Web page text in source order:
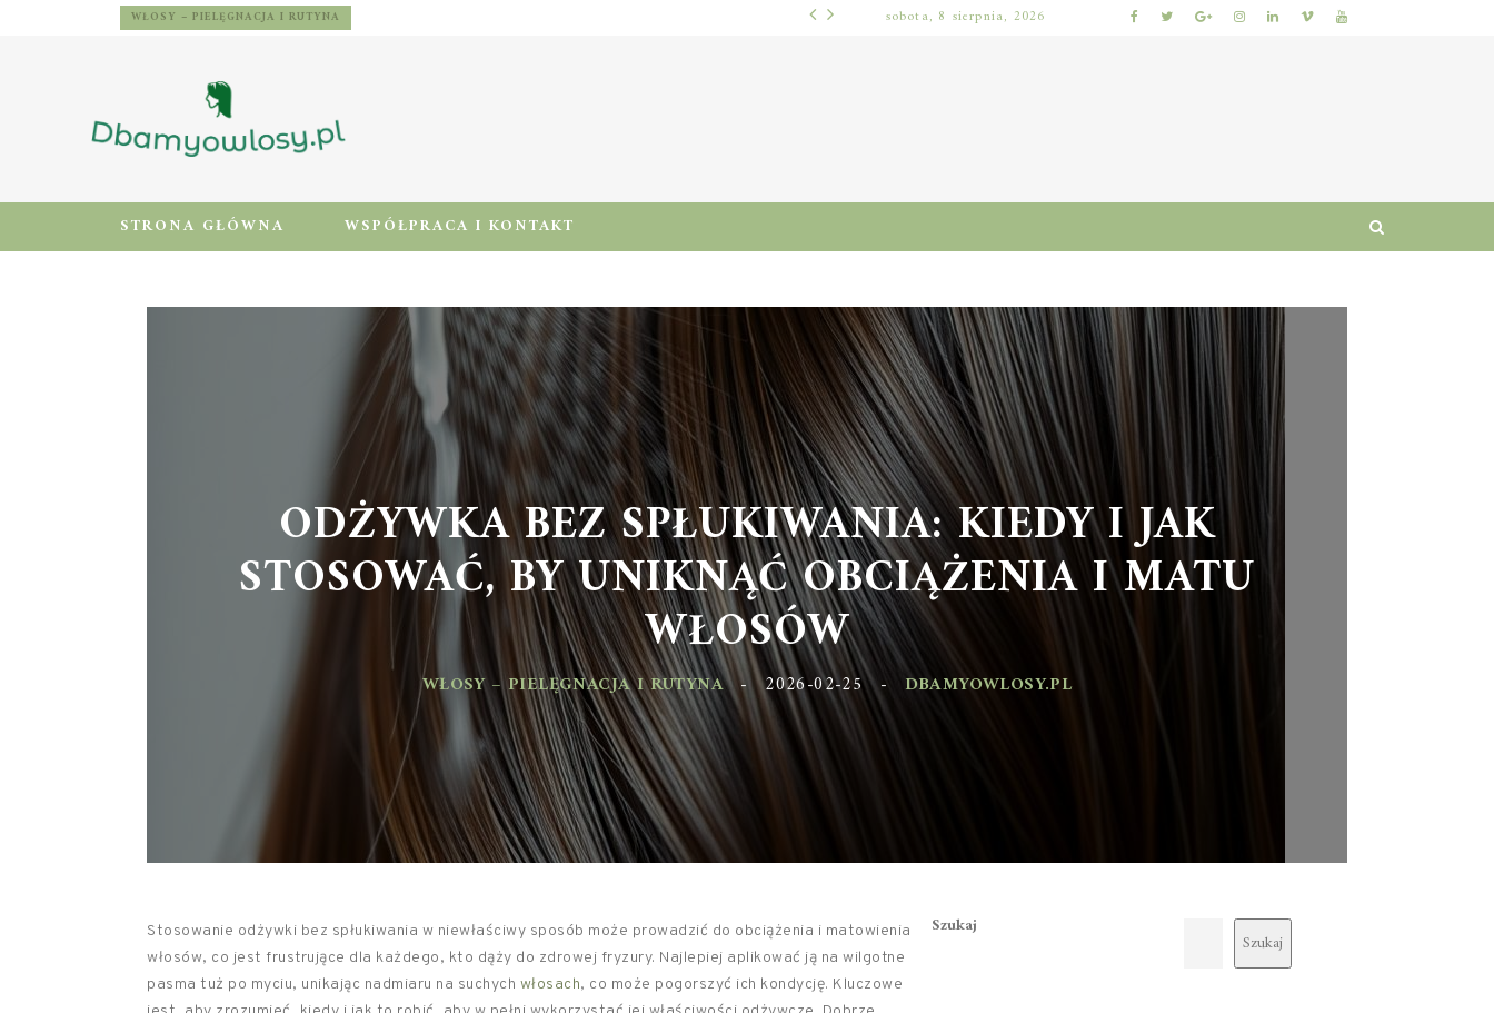
WŁOSY – PIELĘGNACJA I RUTYNA WŁOSY – PIELĘGNACJA I RUTYNA
sobota, 8 sierpnia, 2026
STRONA GŁÓWNA WSPÓŁPRACA I KONTAKT
ODŻYWKA BEZ SPŁUKIWANIA: KIEDY I JAK
STOSOWAĆ, BY UNIKNĄĆ OBCIĄŻENIA I MATU
WŁOSÓW
WŁOSY – PIELĘGNACJA I RUTYNA - 2026-02-25 - DBAMYOWLOSY.PL
Stosowanie odżywki bez spłukiwania w niewłaściwy sposób może prowadzić do obciążenia i matowienia
włosów, co jest frustrujące dla każdego, kto dąży do zdrowej fryzury. Najlepiej aplikować ją na wilgotne
pasma tuż po myciu, unikając nadmiaru na suchych włosach, co może pogorszyć ich kondycję. Kluczowe
Szukaj
Szukaj